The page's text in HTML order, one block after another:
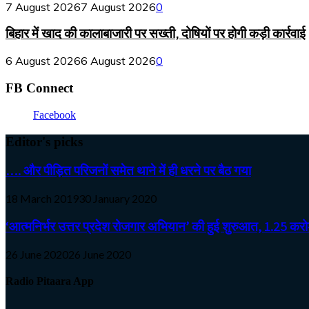
7 August 20267 August 20260
बिहार में खाद की कालाबाजारी पर सख्ती, दोषियों पर होगी कड़ी कार्रवाई
6 August 20266 August 20260
FB Connect
Facebook
Editor's picks
…. और पीड़ित परिजनों समेत थाने में ही धरने पर बैठ गया
18 March 201930 January 2020
‘आत्मनिर्भर उत्तर प्रदेश रोजगार अभियान’ की हुई शुरुआत, 1.25
26 June 202026 June 2020
Radio Pitaara App